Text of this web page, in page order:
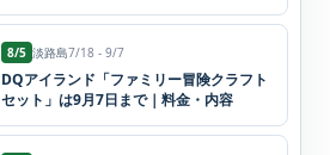
8/5 淡路島7/18 - 9/7
DQアイランド「ファミリー冒険クラフト
セット」は9月7日まで｜料金・内容